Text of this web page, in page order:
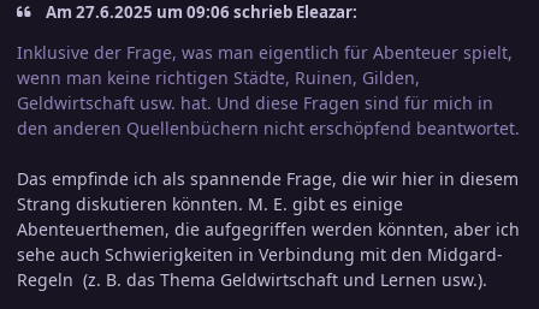
Am 27.6.2025 um 09:06 schrieb Eleazar:
Inklusive der Frage, was man eigentlich für Abenteuer spielt,
wenn man keine richtigen Städte, Ruinen, Gilden,
Geldwirtschaft usw. hat. Und diese Fragen sind für mich in
den anderen Quellenbüchern nicht erschöpfend beantwortet.
Das empfinde ich als spannende Frage, die wir hier in diesem
Strang diskutieren könnten. M. E. gibt es einige
Abenteuerthemen, die aufgegriffen werden könnten, aber ich
sehe auch Schwierigkeiten in Verbindung mit den Midgard-
Regeln (z. B. das Thema Geldwirtschaft und Lernen usw.).